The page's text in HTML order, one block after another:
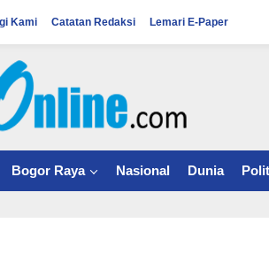
Kami Catatan Redaksi Lemari E-Paper
Bogor Raya Nasional Dunia